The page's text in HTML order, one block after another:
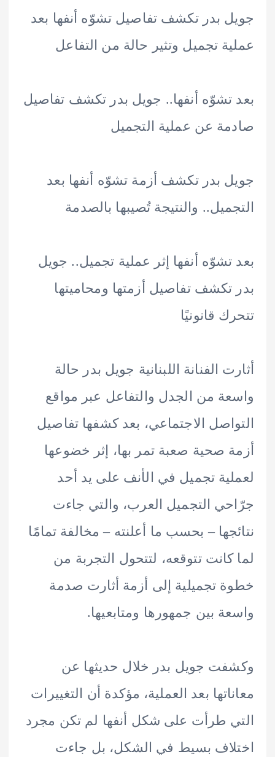
بدر تكشف تفاصيل تشوّه أنفها بعد
تجميل وتثير حالة من التفاعل
تشوّه أنفها.. جويل بدر تكشف تفاصيل
عن عملية التجميل
بدر تكشف أزمة تشوّه أنفها بعد
والنتيجة تُصيبها بالصدمة
أنفها إثر عملية تجميل.. جويل
تفاصيل أزمتها ومحاميتها
قانونيًا
الفنانة اللبنانية جويل بدر حالة
من الجدل والتفاعل عبر مواقع
الاجتماعي، بعد كشفها تفاصيل
صحية صعبة تمر بها، إثر خضوعها
تجميل في الأنف على يد أحد
التجميل العرب، والتي جاءت
– بحسب ما أعلنته – مخالفة تمامًا
تتوقعه، لتتحول التجربة من
تجميلية إلى أزمة أثارت صدمة
بين جمهورها ومتابعيها.
جويل بدر خلال حديثها عن
بعد العملية، مؤكدة أن التغييرات
طرأت على شكل أنفها لم تكن مجرد
بسيط في الشكل، بل جاءت